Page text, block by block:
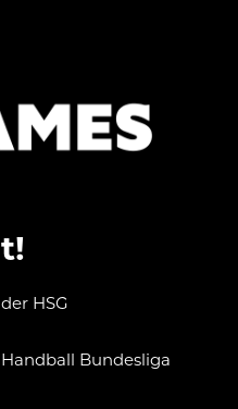
HSG
Bundesliga